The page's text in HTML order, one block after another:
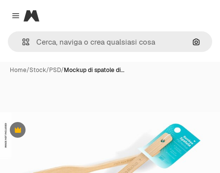
Close menu
Magnific
Cerca
Home/Stock/PSD/Mockup di spatole di…
Premium